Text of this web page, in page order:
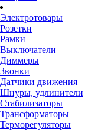
Электротовары
Розетки
Рамки
Выключатели
Диммеры
Звонки
Датчики движения
Шнуры, удлинители
Стабилизаторы
Трансформаторы
Терморегуляторы